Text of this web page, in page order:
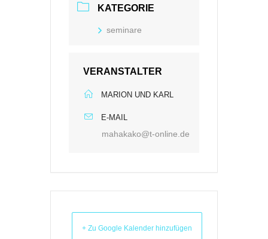
KATEGORIE
seminare
VERANSTALTER
MARION UND KARL
E-MAIL
mahakako@t-online.de
+ Zu Google Kalender hinzufügen